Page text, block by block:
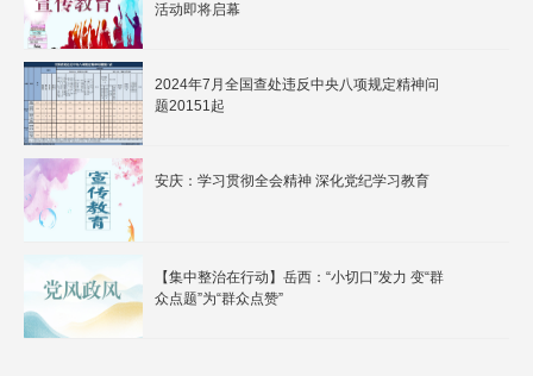
活动即将启幕
2024年7月全国查处违反中央八项规定精神问
题20151起
安庆：学习贯彻全会精神 深化党纪学习教育
【集中整治在行动】岳西：“小切口”发力 变“群
众点题”为“群众点赞”